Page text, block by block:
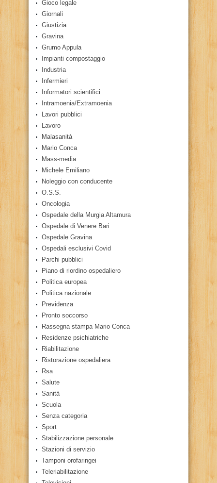
Gioco legale
Giornali
Giustizia
Gravina
Grumo Appula
Impianti compostaggio
Industria
Infermieri
Informatori scientifici
Intramoenia/Extramoenia
Lavori pubblici
Lavoro
Malasanità
Mario Conca
Mass-media
Michele Emiliano
Noleggio con conducente
O.S.S.
Oncologia
Ospedale della Murgia Altamura
Ospedale di Venere Bari
Ospedale Gravina
Ospedali esclusivi Covid
Parchi pubblici
Piano di riordino ospedaliero
Politica europea
Politica nazionale
Previdenza
Pronto soccorso
Rassegna stampa Mario Conca
Residenze psichiatriche
Riabilitazione
Ristorazione ospedaliera
Rsa
Salute
Sanità
Scuola
Senza categoria
Sport
Stabilizzazione personale
Stazioni di servizio
Tamponi orofaringei
Teleriabilitazione